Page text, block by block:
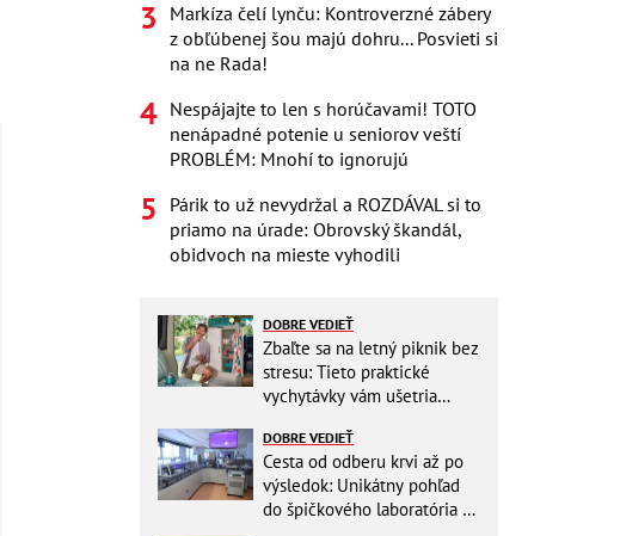
Markíza čelí lynču: Kontroverzné zábery
z obľúbenej šou majú dohru... Posvieti si
na ne Rada!
Nespájajte to len s horúčavami! TOTO
nenápadné potenie u seniorov veští
PROBLÉM: Mnohí to ignorujú
Párik to už nevydržal a ROZDÁVAL si to
priamo na úrade: Obrovský škandál,
obidvoch na mieste vyhodili
DOBRE VEDIEŤ
Zbaľte sa na letný piknik bez
stresu: Tieto praktické
vychytávky vám ušetria
DOBRE VEDIEŤ
Cesta od odberu krvi až po
výsledok: Unikátny pohľad
do špičkového laboratória na